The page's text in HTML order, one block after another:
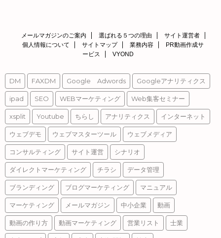
メールマガジンのご案内 選ばれる５つの理由
サイト運営者
個人情報について
サイトマップ 業務内容
PR動画作成サ
ービス
VYOND
DM FAXDM Google Adwords Googleアナリティクス
ipad SEO WEBマーケティング Web集客セミナー
xsplit Youtube ちらし アナリティクス インターネット
ウェブデモ ウェブマスターツール ウェブメディア
コンサルティング サイト運営 シナリオ
ダイレクトマーケティング チラシ データ管理
ブランディング ブログマーケティング マニュアル
マーケティング メールマガジン 中小企業 動画
動画の作り方 動画マーケティング 営業リスト 士業